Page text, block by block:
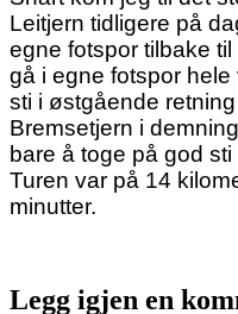
Leitjern tidligere på
egne fotspor tilbake
gå i egne fotspor
sti i østgående
Bremsetjern i
bare å toge på god sti
Turen var på 14
minutter.
Legg igjen en